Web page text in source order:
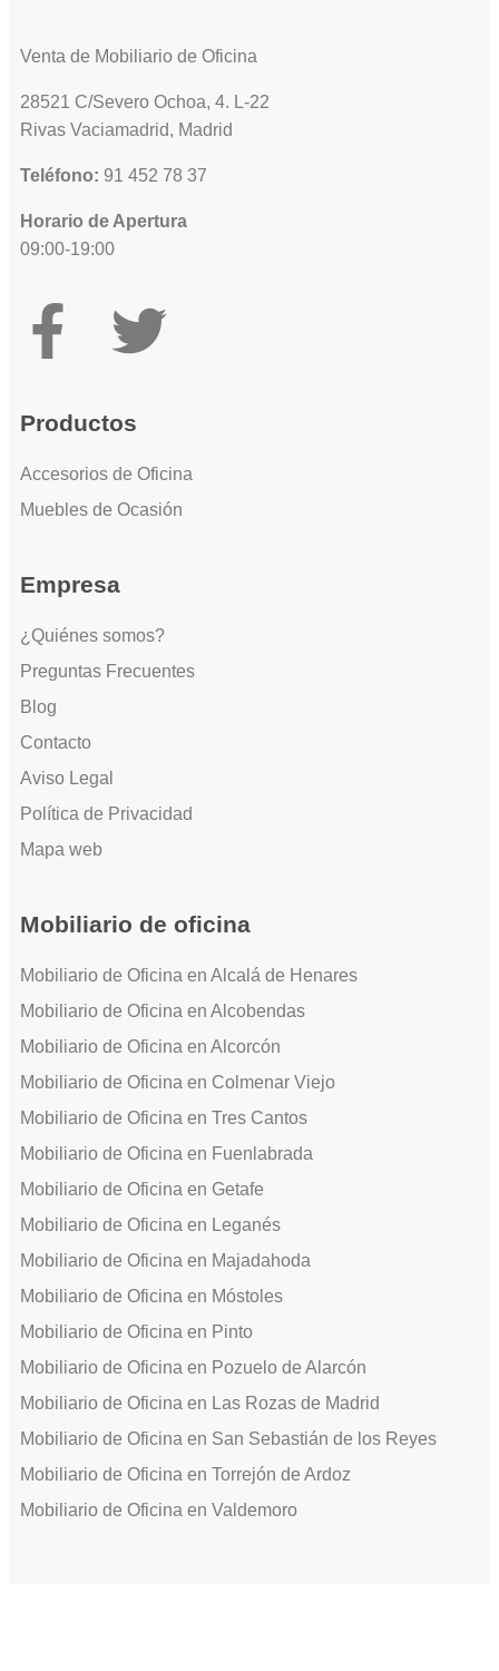
Venta de Mobiliario de Oficina
28521 C/Severo Ochoa, 4. L-22
Rivas Vaciamadrid, Madrid
Teléfono: 91 452 78 37
Horario de Apertura
09:00-19:00
Productos
Accesorios de Oficina
Muebles de Ocasión
Empresa
¿Quiénes somos?
Preguntas Frecuentes
Blog
Contacto
Aviso Legal
Política de Privacidad
Mapa web
Mobiliario de oficina
Mobiliario de Oficina en Alcalá de Henares
Mobiliario de Oficina en Alcobendas
Mobiliario de Oficina en Alcorcón
Mobiliario de Oficina en Colmenar Viejo
Mobiliario de Oficina en Tres Cantos
Mobiliario de Oficina en Fuenlabrada
Mobiliario de Oficina en Getafe
Mobiliario de Oficina en Leganés
Mobiliario de Oficina en Majadahoda
Mobiliario de Oficina en Móstoles
Mobiliario de Oficina en Pinto
Mobiliario de Oficina en Pozuelo de Alarcón
Mobiliario de Oficina en Las Rozas de Madrid
Mobiliario de Oficina en San Sebastián de los Reyes
Mobiliario de Oficina en Torrejón de Ardoz
Mobiliario de Oficina en Valdemoro